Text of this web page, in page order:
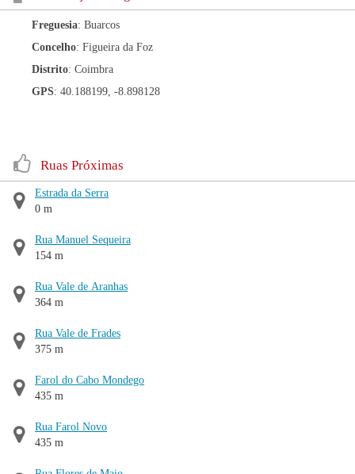
Freguesia: Buarcos
Concelho: Figueira da Foz
Distrito: Coimbra
GPS: 40.188199, -8.898128
Ruas Próximas
Estrada da Serra
0 m
Rua Manuel Sequeira
154 m
Rua Vale de Aranhas
364 m
Rua Vale de Frades
375 m
Farol do Cabo Mondego
435 m
Rua Farol Novo
435 m